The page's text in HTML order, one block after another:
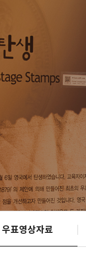
우표영상자료